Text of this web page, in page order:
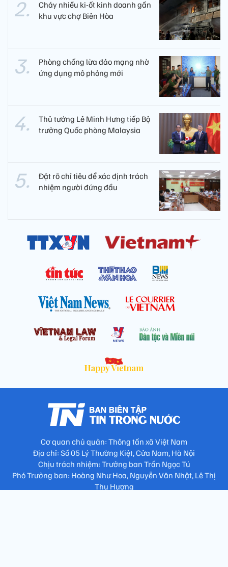
Cháy nhiều ki-ốt kinh doanh gần
khu vực chợ Biên Hòa
Phòng chống lừa đảo mạng nhờ
ứng dụng mô phỏng mới
Thủ tướng Lê Minh Hưng tiếp Bộ
trưởng Quốc phòng Malaysia
Đặt rõ chỉ tiêu để xác định trách
nhiệm người đứng đầu
Cơ quan chủ quản: Thông tấn xã Việt Nam
Địa chỉ: Số 05 Lý Thường Kiệt, Cửa Nam, Hà Nội
Chịu trách nhiệm: Trưởng ban Trần Ngọc Tú
Phó Trưởng ban: Hoàng Như Hoa, Nguyễn Văn Nhật, Lê Thị
Thu Hương